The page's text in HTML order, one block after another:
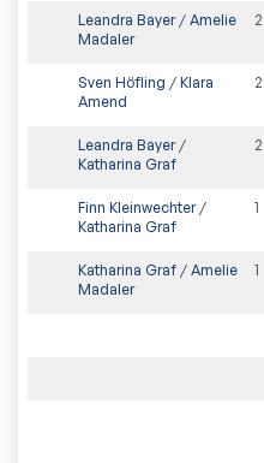
Leandra Bayer/ Amelie
Madaler
2
Sven Höfling / Klara
Amend
2
Leandra Bayer/
Katharina Graf
2
Finn Kleinwechter/
Katharina Graf
1
Katharina Graf / Amelie
Madaler
1